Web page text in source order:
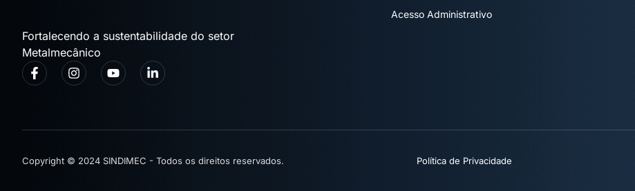
Fortalecendo a sustentabilidade do setor
Metalmecânico
Acesso Administrativo
Copyright © 2024 SINDIMEC - Todos os direitos reservados. Política de Privacidade